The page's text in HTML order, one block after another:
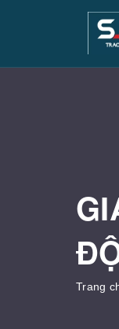
Trang